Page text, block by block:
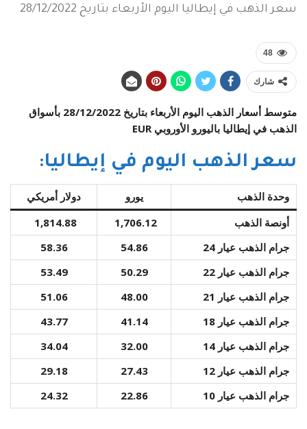
سعر الذهب في إيطاليا اليوم الأربعاء بتاريخ 28/12/2022
48
شارك
متوسط أسعار الذهب اليوم الأربعاء بتاريخ 28/12/2022 بأسواق
الذهب في إيطاليا باليورو الأوروبي EUR
سعر الذهب اليوم في إيطاليا:
وحدة الذهب يورو
دولار أمريكي
أونصة الذهب
1,706.12
1,814.88
جرام الذهب عيار 24
54.86
58.36
جرام الذهب عيار 22
50.29
53.49
جرام الذهب عيار 21
48.00
51.06
جرام الذهب عيار 18
41.14
43.77
جرام الذهب عيار 14
32.00
34.04
جرام الذهب عيار 12
27.43
29.18
جرام الذهب عيار 10
22.86
24.32